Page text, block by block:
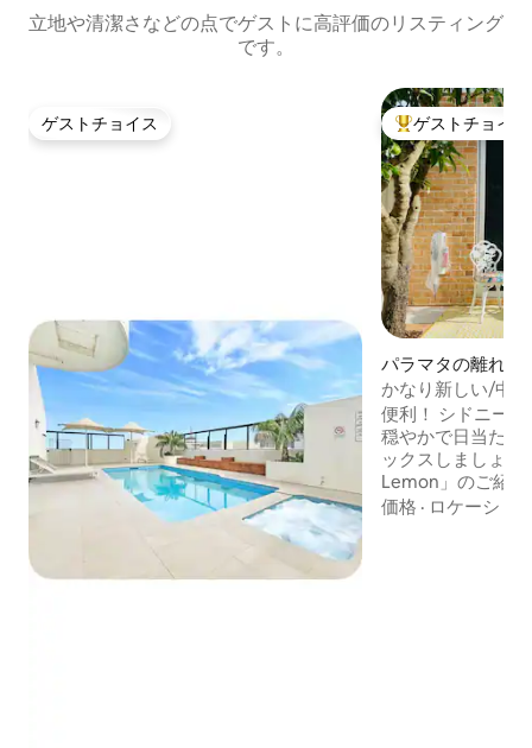
立地や清潔さなどの点でゲストに高評価のリスティング
です。
ゲストチョイス
ゲストチョイス 大好評のゲスト
ゲストチョイス
パラマタの離れ
かなり新しい/中
駐車場
便利！ シドニー
穏やかで日当たり
ックスしましょう！ 「The
Lemon」のご紹
ルーム、新しく、
価格 · ロケーショ